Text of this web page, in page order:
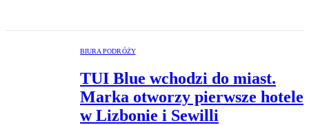
BIURA PODRÓŻY
TUI Blue wchodzi do miast.
Marka otworzy pierwsze hotele
w Lizbonie i Sewilli